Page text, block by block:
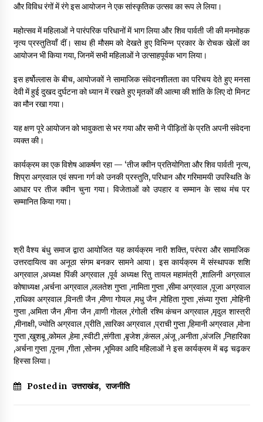
May 12, 2022
May 11, 2022
Thought Of The Day 10 May
May 10, 2022
Thought Of The Day 9 May
May 9, 2022
और विविध रंगों में रंगे इस आयोजन ने एक सांस्कृतिक उत्सव का रूप ले लिया।
महोत्सव में महिलाओं ने पारंपरिक परिधानों में भाग लिया और शिव पार्वती जी की मनमोहक
नृत्य प्रस्तुतियाँ दीं। साथ ही मौसम को देखते हुए विभिन्न प्रकार के रोचक खेलों का
आयोजन भी किया गया, जिनमें सभी महिलाओं ने उत्साहपूर्वक भाग लिया।
इस हर्षोल्लास के बीच, आयोजकों ने सामाजिक संवेदनशीलता का परिचय देते हुए मनसा
देवी में हुई दुखद दुर्घटना को ध्यान में रखते हुए मृतकों की आत्मा की शांति के लिए दो मिनट
का मौन रखा गया।
यह क्षण पूरे आयोजन को भावुकता से भर गया और सभी ने पीड़ितों के प्रति अपनी संवेदना
व्यक्त की।
कार्यक्रम का एक विशेष आकर्षण रहा — ‘तीज क्वीन प्रतियोगिता और शिव पार्वती नृत्य,
शिप्रा अग्रवाल एवं सपना गर्ग को उनकी प्रस्तुति, परिधान और गरिमामयी उपस्थिति के
आधार पर तीज क्वीन चुना गया। विजेताओं को उपहार व सम्मान के साथ मंच पर
सम्मानित किया गया।
श्री वैश्य बंधु समाज द्वारा आयोजित यह कार्यक्रम नारी शक्ति, परंपरा और सामाजिक
उत्तरदायित्व का अनूठा संगम बनकर सामने आया। इस कार्यक्रम में संस्थापक शशि
अग्रवाल ,अध्यक्ष पिंकी अग्रवाल ,पूर्व अध्यक्ष रितु तायल महामंत्री ,शालिनी अग्रवाल
कोषाध्यक्ष ,अर्चना अग्रवाल ,ललतेश गुप्ता ,नामिता गुप्ता ,सीमा अग्रवाल ,पूजा अग्रवाल
,राधिका अग्रवाल ,विनती जैन ,मीणा गोयल ,मधु जैन ,मोहिता गुप्ता ,संध्या गुप्ता ,मोहिनी
गुप्ता ,अमिता जैन ,मीना जैन ,वाणी गोलल ,रंगोली रश्मि कंचन अग्रवाल ,मृदुल शास्त्री
,मीनाक्षी, ज्योति अग्रवाल ,प्रीति ,सारिका अग्रवाल ,प्राची गुप्ता ,हिमानी अग्रवाल ,मोना
गुप्ता ,खुशबू ,कोमल ,हेमा ,स्वीटी ,संगीता ,बृजेश ,कंसल ,अंजू ,अनीता ,अंजलि ,निहारिका
,अर्चना गुप्ता ,पूनम ,गीता ,सोनम ,भूमिका आदि महिलाओं ने इस कार्यक्रम में बढ़ चढ़कर
हिस्सा लिया।
Posted in उत्तराखंड, राजनीति